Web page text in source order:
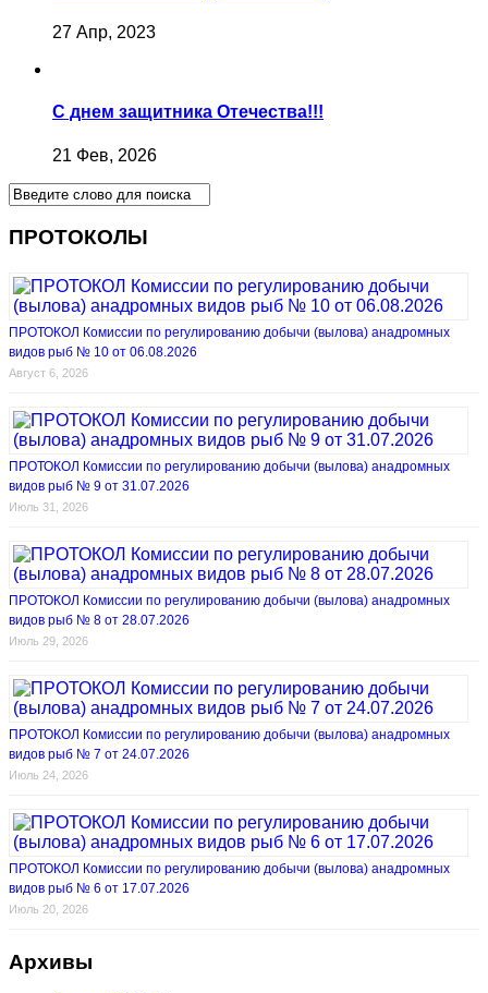
27 Апр, 2023
С днем защитника Отечества!!!
21 Фев, 2026
ПРОТОКОЛЫ
ПРОТОКОЛ Комиссии по регулированию добычи (вылова) анадромных
видов рыб № 10 от 06.08.2026
Август 6, 2026
ПРОТОКОЛ Комиссии по регулированию добычи (вылова) анадромных
видов рыб № 9 от 31.07.2026
Июль 31, 2026
ПРОТОКОЛ Комиссии по регулированию добычи (вылова) анадромных
видов рыб № 8 от 28.07.2026
Июль 29, 2026
ПРОТОКОЛ Комиссии по регулированию добычи (вылова) анадромных
видов рыб № 7 от 24.07.2026
Июль 24, 2026
ПРОТОКОЛ Комиссии по регулированию добычи (вылова) анадромных
видов рыб № 6 от 17.07.2026
Июль 20, 2026
Архивы